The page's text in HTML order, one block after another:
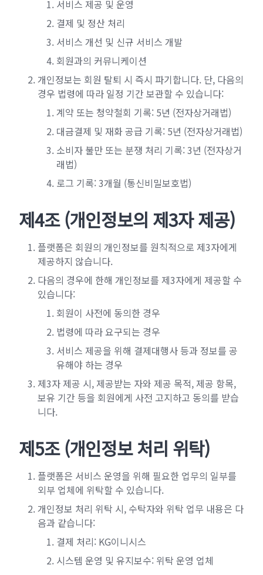
서비스 제공 및 운영
결제 및 정산 처리
서비스 개선 및 신규 서비스 개발
회원과의 커뮤니케이션
개인정보는 회원 탈퇴 시 즉시 파기합니다. 단, 다음의
경우 법령에 따라 일정 기간 보관할 수 있습니다:
계약 또는 청약철회 기록: 5년 (전자상거래법)
대금결제 및 재화 공급 기록: 5년 (전자상거래법)
소비자 불만 또는 분쟁 처리 기록: 3년 (전자상거
래법)
로그 기록: 3개월 (통신비밀보호법)
제4조 (개인정보의 제3자 제공)
플랫폼은 회원의 개인정보를 원칙적으로 제3자에게
제공하지 않습니다.
다음의 경우에 한해 개인정보를 제3자에게 제공할 수
있습니다:
회원이 사전에 동의한 경우
법령에 따라 요구되는 경우
서비스 제공을 위해 결제대행사 등과 정보를 공
유해야 하는 경우
제3자 제공 시, 제공받는 자와 제공 목적, 제공 항목,
보유 기간 등을 회원에게 사전 고지하고 동의를 받습
니다.
제5조 (개인정보 처리 위탁)
플랫폼은 서비스 운영을 위해 필요한 업무의 일부를
외부 업체에 위탁할 수 있습니다.
개인정보 처리 위탁 시, 수탁자와 위탁 업무 내용은 다
음과 같습니다:
결제 처리: KG이니시스
시스템 운영 및 유지보수: 위탁 운영 업체